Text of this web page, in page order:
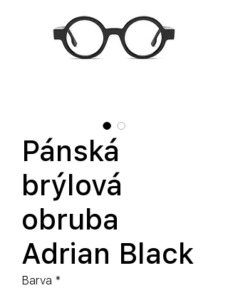
Pánská
brýlová
obruba
Adrian Black
Barva *